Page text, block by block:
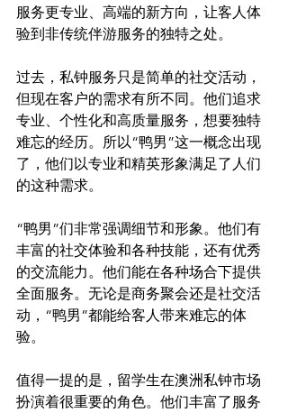
服务更专业、高端的新方向，让客人体
验到非传统伴游服务的独特之处。
过去，私钟服务只是简单的社交活动，
但现在客户的需求有所不同。他们追求
专业、个性化和高质量服务，想要独特
难忘的经历。所以“鸭男”这一概念出现
了，他们以专业和精英形象满足了人们
的这种需求。
“鸭男”们非常强调细节和形象。他们有
丰富的社交体验和各种技能，还有优秀
的交流能力。他们能在各种场合下提供
全面服务。无论是商务聚会还是社交活
动，“鸭男”都能给客人带来难忘的体
验。
值得一提的是，留学生在澳洲私钟市场
扮演着很重要的角色。他们丰富了服务